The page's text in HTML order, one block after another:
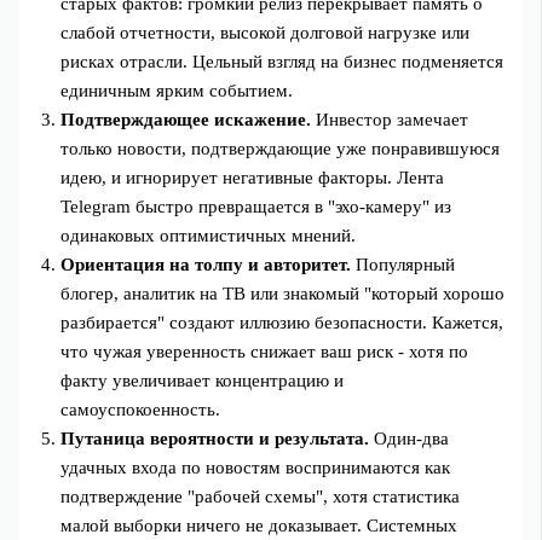
старых фактов: громкий релиз перекрывает память о
слабой отчетности, высокой долговой нагрузке или
рисках отрасли. Цельный взгляд на бизнес подменяется
единичным ярким событием.
Подтверждающее искажение. Инвестор замечает
только новости, подтверждающие уже понравившуюся
идею, и игнорирует негативные факторы. Лента
Telegram быстро превращается в "эхо‑камеру" из
одинаковых оптимистичных мнений.
Ориентация на толпу и авторитет. Популярный
блогер, аналитик на ТВ или знакомый "который хорошо
разбирается" создают иллюзию безопасности. Кажется,
что чужая уверенность снижает ваш риск - хотя по
факту увеличивает концентрацию и
самоуспокоенность.
Путаница вероятности и результата. Один‑два
удачных входа по новостям воспринимаются как
подтверждение "рабочей схемы", хотя статистика
малой выборки ничего не доказывает. Системных